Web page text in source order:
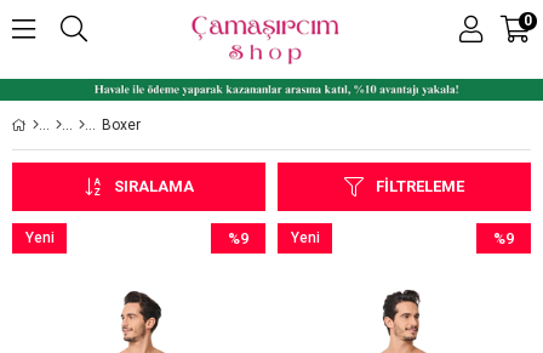
0
Boxer
FILTRELEME
SIRALAMA
%9
Yeni
%9
Yeni